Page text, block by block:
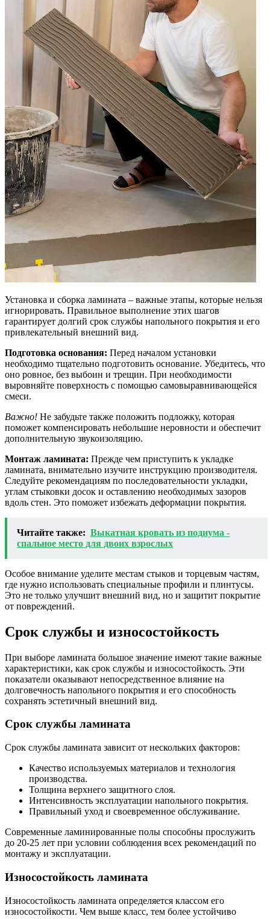
Установка и сборка ламината – важные этапы, которые нельзя
игнорировать. Правильное выполнение этих шагов
гарантирует долгий срок службы напольного покрытия и его
привлекательный внешний вид.
Подготовка основания: Перед началом установки
необходимо тщательно подготовить основание. Убедитесь, что
оно ровное, без выбоин и трещин. При необходимости
выровняйте поверхность с помощью самовыравнивающейся
смеси.
Важно! Не забудьте также положить подложку, которая
поможет компенсировать небольшие неровности и обеспечит
дополнительную звукоизоляцию.
Монтаж ламината: Прежде чем приступить к укладке
ламината, внимательно изучите инструкцию производителя.
Следуйте рекомендациям по последовательности укладки,
углам стыковки досок и оставлению необходимых зазоров
вдоль стен. Это поможет избежать деформации покрытия.
Читайте также: Выкатная кровать из подиума -
спальное место для двоих взрослых
Особое внимание уделите местам стыков и торцевым частям,
где нужно использовать специальные профили и плинтусы.
Это не только улучшит внешний вид, но и защитит покрытие
от повреждений.
Срок службы и износостойкость
При выборе ламината большое значение имеют такие важные
характеристики, как срок службы и износостойкость. Эти
показатели оказывают непосредственное влияние на
долговечность напольного покрытия и его способность
сохранять эстетичный внешний вид.
Срок службы ламината
Срок службы ламината зависит от нескольких факторов:
Качество используемых материалов и технология
производства.
Толщина верхнего защитного слоя.
Интенсивность эксплуатации напольного покрытия.
Правильный уход и своевременное обслуживание.
Современные ламинированные полы способны прослужить
до 20-25 лет при условии соблюдения всех рекомендаций по
монтажу и эксплуатации.
Износостойкость ламината
Износостойкость ламината определяется классом его
износостойкости. Чем выше класс, тем более устойчиво